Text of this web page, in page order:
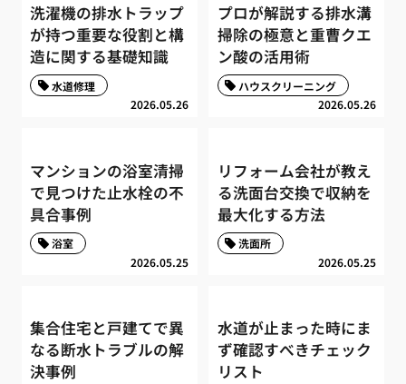
洗濯機の排水トラップ
が持つ重要な役割と構
造に関する基礎知識
2026.05.26
水道修理
プロが解説する排水溝
掃除の極意と重曹クエ
ン酸の活用術
2026.05.26
ハウスクリーニング
マンションの浴室清掃
で見つけた止水栓の不
具合事例
2026.05.25
浴室
リフォーム会社が教え
る洗面台交換で収納を
最大化する方法
2026.05.25
洗面所
集合住宅と戸建てで異
なる断水トラブルの解
決事例
水道が止まった時にま
ず確認すべきチェック
リスト